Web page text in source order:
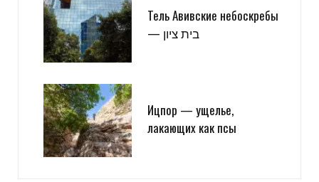
Тель Авивские небоскребы
— בית ציון
Ицпор — ущелье,
лакающих как псы